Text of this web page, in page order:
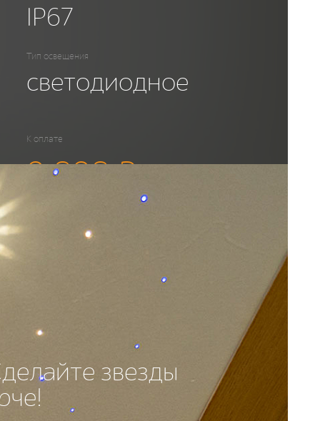
IP67
Тип освещения
светодиодное
К оплате
9 898₽
9 898₽
звезды